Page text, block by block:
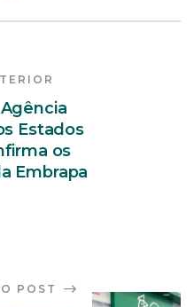
Estados
os
Embrapa
POST